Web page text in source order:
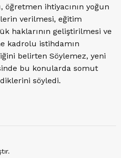
öğretmen ihtiyacının yoğun
verilmesi, eğitim
haklarının geliştirilmesi ve
kadrolu istihdamın
belirten Söylemez, yeni
bu konularda somut
söyledi.